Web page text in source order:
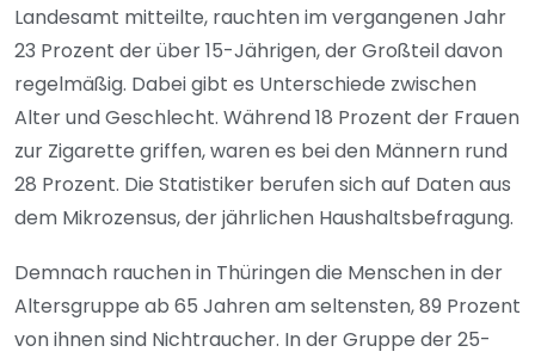
Landesamt mitteilte, rauchten im vergangenen Jahr
23 Prozent der über 15-Jährigen, der Großteil davon
regelmäßig. Dabei gibt es Unterschiede zwischen
Alter und Geschlecht. Während 18 Prozent der Frauen
zur Zigarette griffen, waren es bei den Männern rund
28 Prozent. Die Statistiker berufen sich auf Daten aus
dem Mikrozensus, der jährlichen Haushaltsbefragung.
Demnach rauchen in Thüringen die Menschen in der
Altersgruppe ab 65 Jahren am seltensten, 89 Prozent
von ihnen sind Nichtraucher. In der Gruppe der 25-